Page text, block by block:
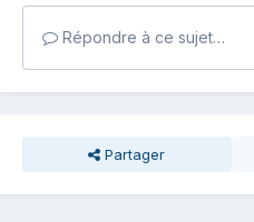
Répondre à ce sujet…
Partager